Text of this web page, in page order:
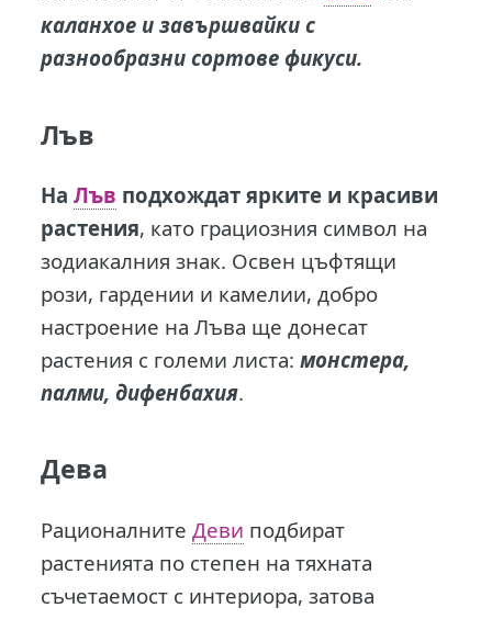
каланхое и завършвайки с
разнообразни сортове фикуси.
Лъв
НаЛъв подхождат ярките и красиви
растения, като грациозния символ на
зодиакалния знак. Освен цъфтящи
рози, гардении и камелии, добро
настроение на Лъва ще донесат
растения с големи листа:монстера,
палми, дифенбахия.
Дева
РационалнитеДеви подбират
растенията по степен на тяхната
съчетаемост с интериора, затова